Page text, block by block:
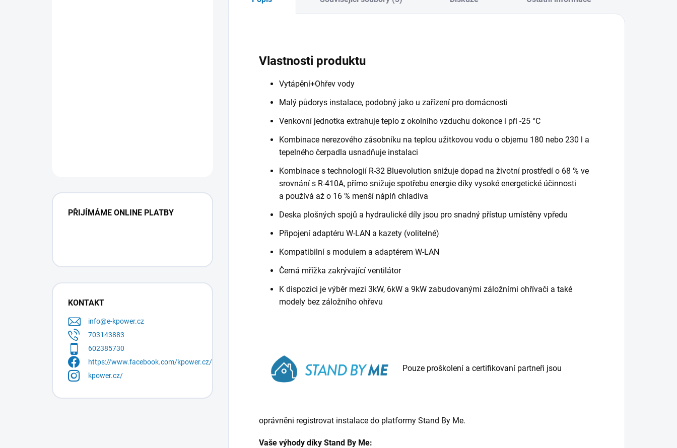
PŘIJÍMÁME ONLINE PLATBY
KONTAKT
info@e-kpower.cz
703143883
602385730
https://www.facebook.com/kpower.cz/
kpower.cz/
Vlastnosti produktu
Vytápění+Ohřev vody
Malý půdorys instalace, podobný jako u zařízení pro domácnosti
Venkovní jednotka extrahuje teplo z okolního vzduchu dokonce i při -25 °C
Kombinace nerezového zásobníku na teplou užitkovou vodu o objemu 180 nebo 230 l a
tepelného čerpadla usnadňuje instalaci
Kombinace s technologií R-32 Bluevolution snižuje dopad na životní prostředí o 68 % ve
srovnání s R-410A, přímo snižuje spotřebu energie díky vysoké energetické účinnosti
a používá až o 16 % menší náplň chladiva
Deska plošných spojů a hydraulické díly jsou pro snadný přístup umístěny vpředu
Připojení adaptéru W-LAN a kazety (volitelné)
Kompatibilní s modulem a adaptérem W-LAN
Černá mřížka zakrývající ventilátor
K dispozici je výběr mezi 3kW, 6kW a 9kW zabudovanými záložními ohřívači a také
modely bez záložního ohřevu
Pouze proškolení a certifikovaní partneři jsou
oprávněni registrovat instalace do platformy Stand By Me.
Vaše výhody díky Stand By Me: